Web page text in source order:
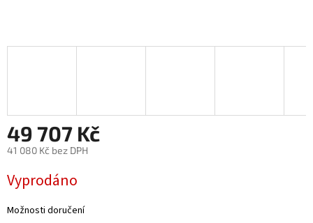
49 707 Kč
41 080 Kč bez DPH
Vyprodáno
Možnosti doručení